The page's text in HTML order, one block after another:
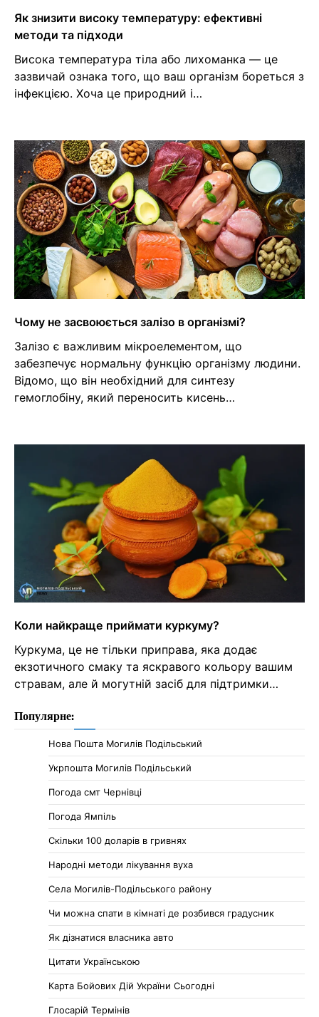
Як знизити високу температуру: ефективні
методи та підходи
Висока температура тіла або лихоманка — це
зазвичай ознака того, що ваш організм бореться з
інфекцією. Хоча це природний і…
Чому не засвоюється залізо в організмі?
Залізо є важливим мікроелементом, що
забезпечує нормальну функцію організму людини.
Відомо, що він необхідний для синтезу
гемоглобіну, який переносить кисень…
Коли найкраще приймати куркуму?
Куркума, це не тільки приправа, яка додає
екзотичного смаку та яскравого кольору вашим
стравам, але й могутній засіб для підтримки…
Популярне:
Нова Пошта Могилів Подільський
Укрпошта Могилів Подільський
Погода смт Чернівці
Погода Ямпіль
Cкільки 100 доларів в гривнях
Народні методи лікування вуха
Села Могилів-Подільського району
Чи можна спати в кімнаті де розбився градусник
Як дізнатися власника авто
Цитати Українською
Карта Бойових Дій України Сьогодні
Глосарій Термінів